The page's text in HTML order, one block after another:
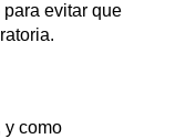
evitar que
y como